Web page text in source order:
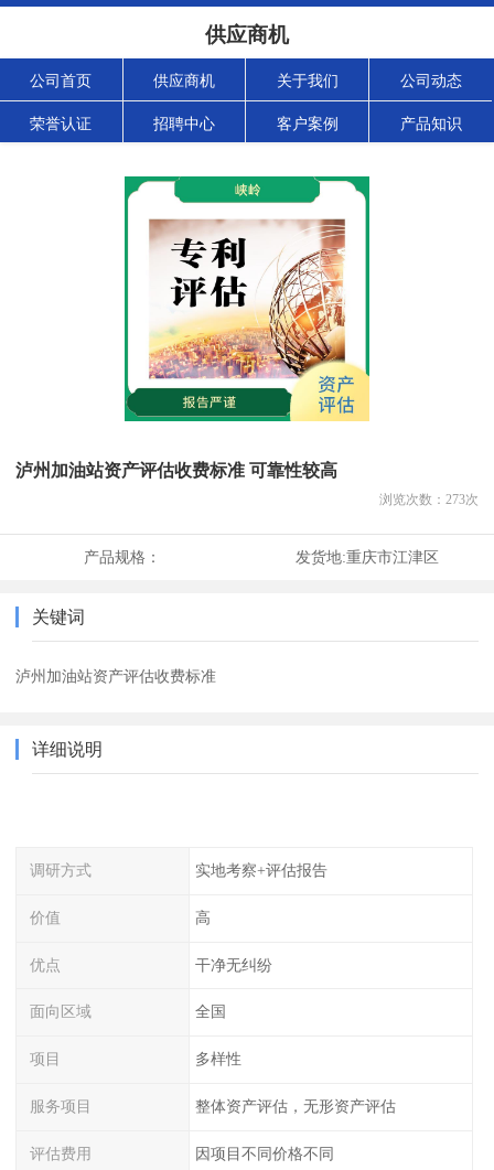
供应商机
公司首页 供应商机 关于我们 公司动态
荣誉认证 招聘中心 客户案例 产品知识
泸州加油站资产评估收费标准 可靠性较高
浏览次数： 273次
产品规格： 发货地:重庆市江津区
关键词
泸州加油站资产评估收费标准
详细说明
调研方式 实地考察+评估报告
价值 高
优点 干净无纠纷
面向区域 全国
项目 多样性
服务项目 整体资产评估，无形资产评估
评估费用 因项目不同价格不同